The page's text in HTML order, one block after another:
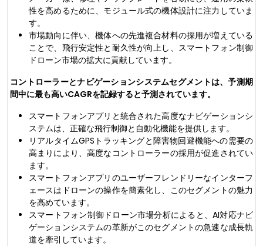
性を高めるために、モジュール式の機体設計に注力していま
す。
市場動向に伴い、機体への先進複合材料の採用が増えている
ことで、飛行安定性と耐久性が向上し、スマートフォン制御
ドローン市場の拡大に貢献しています。
コントローラーとナビゲーションシステムセグメントは、予測期
間中に最も高いCAGRを記録すると予測されています。
スマートフォンアプリと統合された高度なナビゲーションシ
ステムは、正確な飛行制御と自動化機能を提供します。
リアルタイムGPSトラッキングと障害物回避機能への需要の
高まりにより、高度なコントローラーの採用が促進されてい
ます。
スマートフォンアプリのユーザーフレンドリーなインターフ
ェースはドローンの操作を簡素化し、このセグメントの魅力
を高めています。
スマートフォン制御ドローン市場分析によると、AI対応ナビ
ゲーションシステムの革新がこのセグメントの急速な成長軌
道を牽引しています。